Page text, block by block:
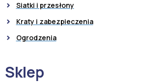
Siatki i przesłony
Kraty i zabezpieczenia
Ogrodzenia
Sklep